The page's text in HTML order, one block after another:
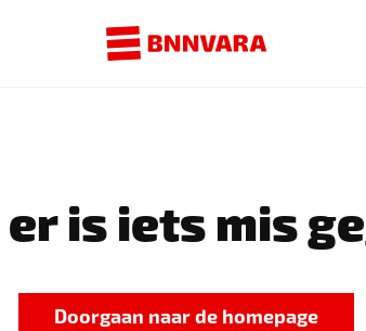
er is iets mis
Doorgaan naar de homepage